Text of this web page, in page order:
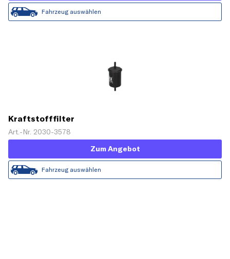
Fahrzeug auswählen
Kraftstofffilter
Art.-Nr. 2030-3578
Zum Angebot
Fahrzeug auswählen